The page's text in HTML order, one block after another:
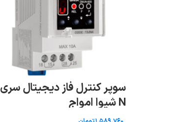
سوپر کنترل فاز دیجیتال سری
N شیوا امواج